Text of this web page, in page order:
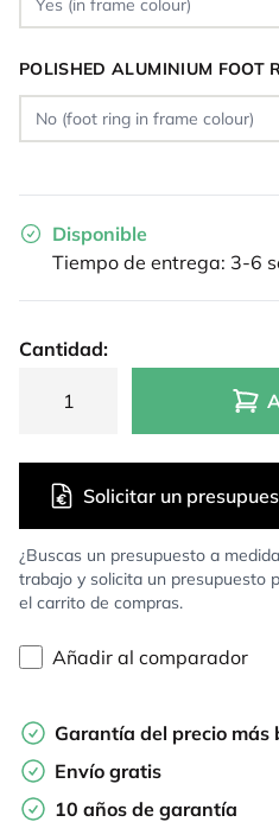
POLISHED ALUMINIUM FOOT
Disponible
Tiempo de entrega: 3-6
Cantidad:
¿Buscas un presupuesto a
trabajo y solicita un presupuesto
el carrito de compras.
Solicitar un
Añadir al comparador
Garantía del precio más
Envío gratis
10 años de garantía